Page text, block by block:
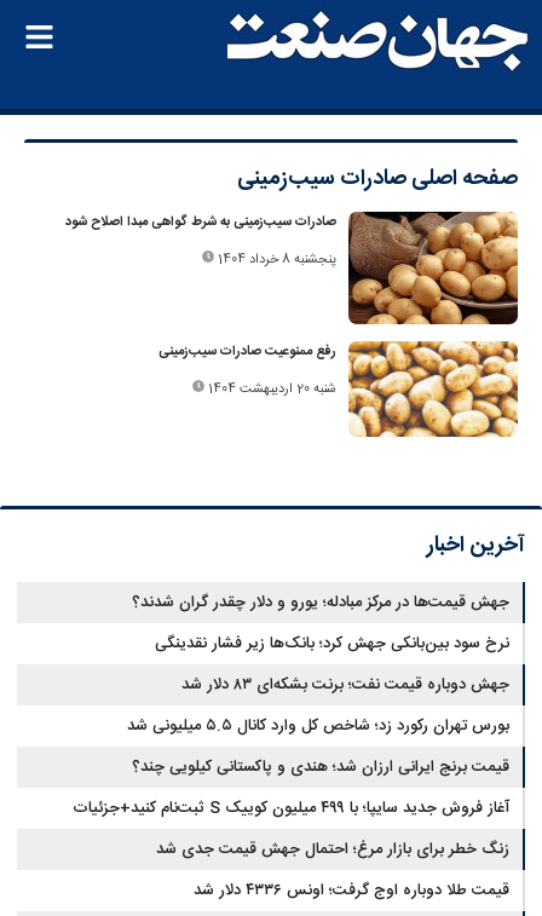
صفحه اصلیصادرات سیب‌زمینی
صادرات سیب‌زمینی به شرط گواهی مبدا اصلاح شود
پنجشنبه 8 خرداد 1404
رفع ممنوعیت صادرات سیب‌زمینی
شنبه 20 اردیبهشت 1404
آخرین اخبار
جهش قیمت‌ها در مرکز مبادله؛ یورو و دلار چقدر گران شدند؟
نرخ سود بین‌بانکی جهش کرد؛ بانک‌ها زیر فشار نقدینگی
جهش دوباره قیمت نفت؛ برنت بشکه‌ای ۸۳ دلار شد
بورس تهران رکورد زد؛ شاخص کل وارد کانال ۵.۵ میلیونی شد
قیمت برنج ایرانی ارزان شد؛ هندی و پاکستانی کیلویی چند؟
آغاز فروش جدید سایپا؛ با ۴۹۹ میلیون کوییک S ثبت‌نام کنید+جزئیات
زنگ خطر برای بازار مرغ؛ احتمال جهش قیمت جدی شد
قیمت طلا دوباره اوج گرفت؛ اونس ۴۳۳۶ دلار شد